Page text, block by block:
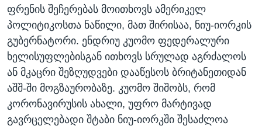
ფრენის შეჩერებას მოითხოვს ამერიკელ
პოლიტიკოსთა ნაწილი, მათ შირისაა, ნიუ-იორკის
გუბერნატორი. ენდრიუ კუომო ფედერალური
ხელისუფლებისგან ითხოვს სრულად აგრძალოს
ან მკაცრი შეზღუდვები დააწესოს ბრიტანეთიდან
აშშ-ში მოგზაურობაზე. კუომო შიშობს, რომ
კორონავირუსის ახალი, უფრო მარტივად
გავრცელებადი შტაბი ნიუ-იორკში შესაძლოა